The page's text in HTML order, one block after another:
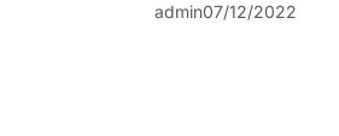
admin07/12/2022